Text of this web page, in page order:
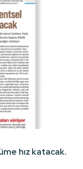
hız katacak.